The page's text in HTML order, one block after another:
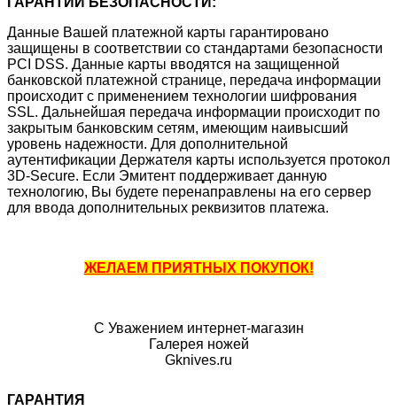
Данные Вашей платежной карты гарантировано
защищены в соответствии со стандартами безопасности
PCI DSS. Данные карты вводятся на защищенной
банковской платежной странице, передача информации
происходит с применением технологии шифрования
SSL. Дальнейшая передача информации происходит по
закрытым банковским сетям, имеющим наивысший
уровень надежности. Для дополнительной
аутентификации Держателя карты используется протокол
3D-Secure. Если Эмитент поддерживает данную
технологию, Вы будете перенаправлены на его сервер
для ввода дополнительных реквизитов платежа.
ЖЕЛАЕМ ПРИЯТНЫХ ПОКУПОК!
С Уважением интернет-магазин
Галерея ножей
Gknives.ru
ГАРАНТИЯ